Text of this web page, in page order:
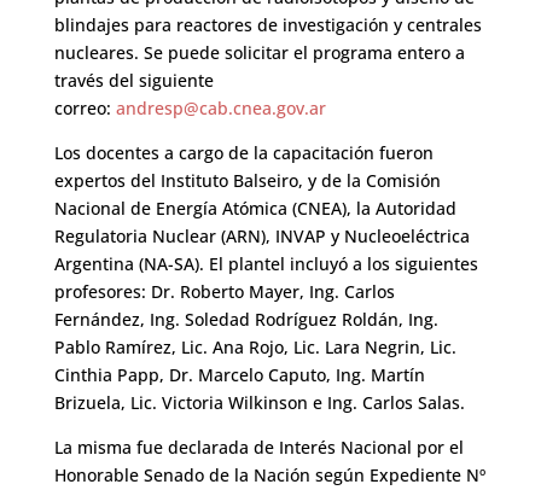
blindajes para reactores de investigación y centrales
nucleares. Se puede solicitar el programa entero a
través del siguiente
correo: andresp@cab.cnea.gov.ar
Los docentes a cargo de la capacitación fueron
expertos del Instituto Balseiro, y de la Comisión
Nacional de Energía Atómica (CNEA), la Autoridad
Regulatoria Nuclear (ARN), INVAP y Nucleoeléctrica
Argentina (NA-SA). El plantel incluyó a los siguientes
profesores: Dr. Roberto Mayer, Ing. Carlos
Fernández, Ing. Soledad Rodríguez Roldán, Ing.
Pablo Ramírez, Lic. Ana Rojo, Lic. Lara Negrin, Lic.
Cinthia Papp, Dr. Marcelo Caputo, Ing. Martín
Brizuela, Lic. Victoria Wilkinson e Ing. Carlos Salas.
La misma fue declarada de Interés Nacional por el
Honorable Senado de la Nación según Expediente Nº